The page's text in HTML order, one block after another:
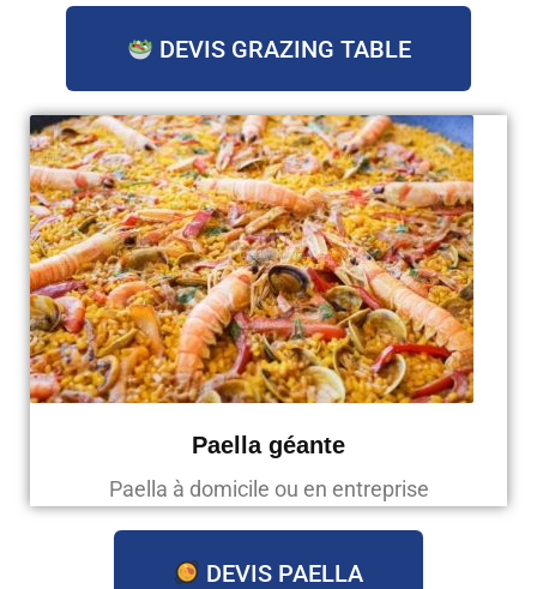
DEVIS GRAZING TABLE
Paella géante
Paella à domicile ou en entreprise
DEVIS PAELLA